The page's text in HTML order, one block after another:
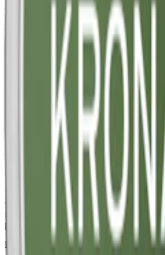
Lundgrens Solnedgång ett normalstarkt
spännande smak. Denna limited edition är
Johan Gustafson och lanserades i en
september 2023.
Smaken av Lundgrens Solnedgång tar
tobakssmaker med sin mörka och rökiga
bladen ger en rik och fyllig smak, med en
en lägereld. En ny men ändå traditionell
extra dimension har Lundgrens
toner av läder. Lädersmaken är inte
framstående för att lägga märke till den.
För att balansera de tyngre smakerna av
Lundgrens Solnedgång White Portion
Lundgrens Solnedgång White Portion
med den typiska perforerade prillan från
Varje prilla väger 0,8 gram och varje dosa
vilket ger en totalvikt på 17,6 gram. Prillan
fuktigare innehåll men en nikotinstyrka på
prilla.
Lundgrens
finns också somvitt snus